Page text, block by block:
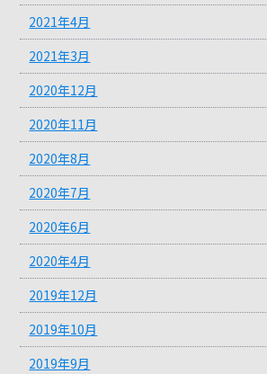
2021年4月
2021年3月
2020年12月
2020年11月
2020年8月
2020年7月
2020年6月
2020年4月
2019年12月
2019年10月
2019年9月